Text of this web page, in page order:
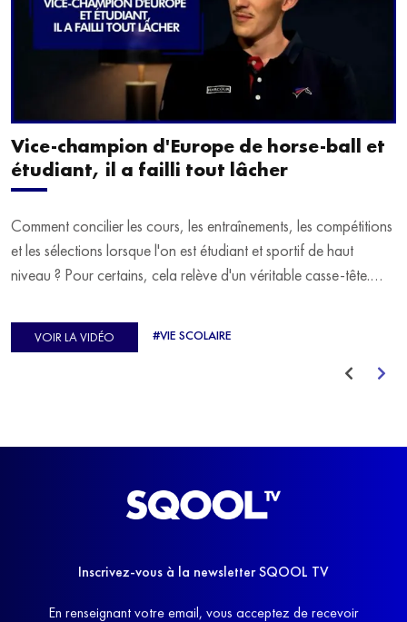
Vice-champion d'Europe de horse-ball et
étudiant, il a failli tout lâcher
Comment concilier les cours, les entraînements, les compétitions
et les sélections lorsque l'on est étudiant et sportif de haut
niveau ? Pour certains, cela relève d'un véritable casse-tête.
d'Europe de Horse-ball, qui a failli abandonner ses études
avant de trouver un nouvel équilibre.
VOIR LA VIDÉO #VIE SCOLAIRE
Inscrivez-vous à la newsletter SQOOL TV
En renseignant votre email, vous acceptez de recevoir